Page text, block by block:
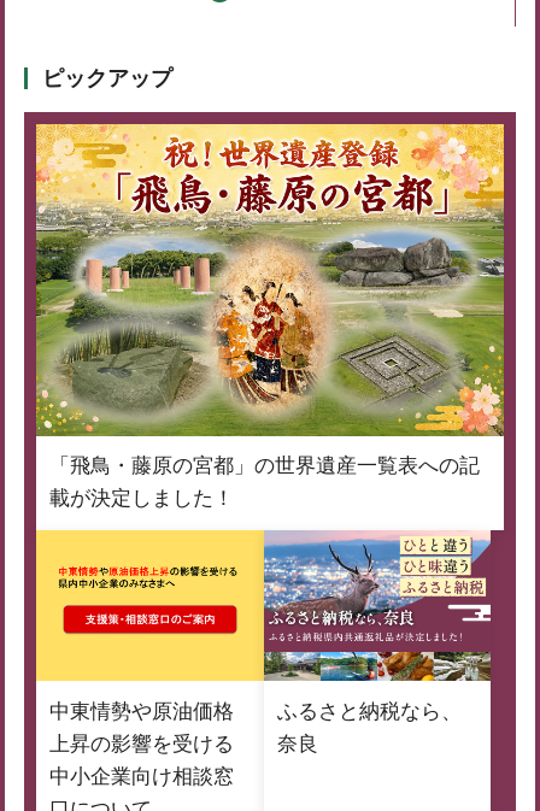
ピックアップ
「飛鳥・藤原の宮都」の世界遺産一覧表への記
載が決定しました！
中東情勢や原油価格
上昇の影響を受ける
中小企業向け相談窓
ふるさと納税なら、
奈良